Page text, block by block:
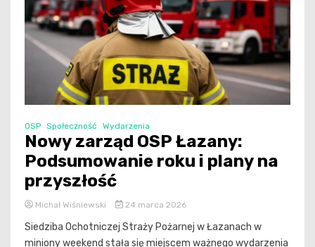
OSP Społeczność Wydarzenia
Nowy zarząd OSP Łazany:
Podsumowanie roku i plany na
przyszłość
Michał Wiśniewski 24 marca 2026
Siedziba Ochotniczej Straży Pożarnej w Łazanach w
miniony weekend stała się miejscem ważnego wydarzenia